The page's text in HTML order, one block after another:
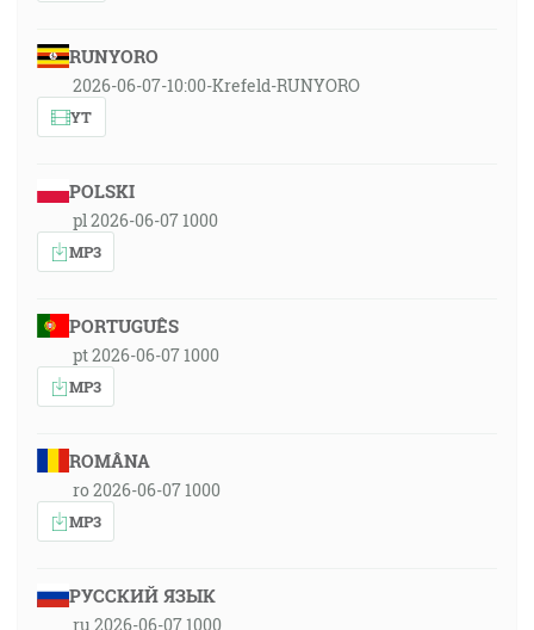
RUNYORO
2026-06-07-10:00-Krefeld-RUNYORO
YT
POLSKI
pl 2026-06-07 1000
MP3
PORTUGUÊS
pt 2026-06-07 1000
MP3
ROMÂNA
ro 2026-06-07 1000
MP3
РУССКИЙ ЯЗЫК
ru 2026-06-07 1000